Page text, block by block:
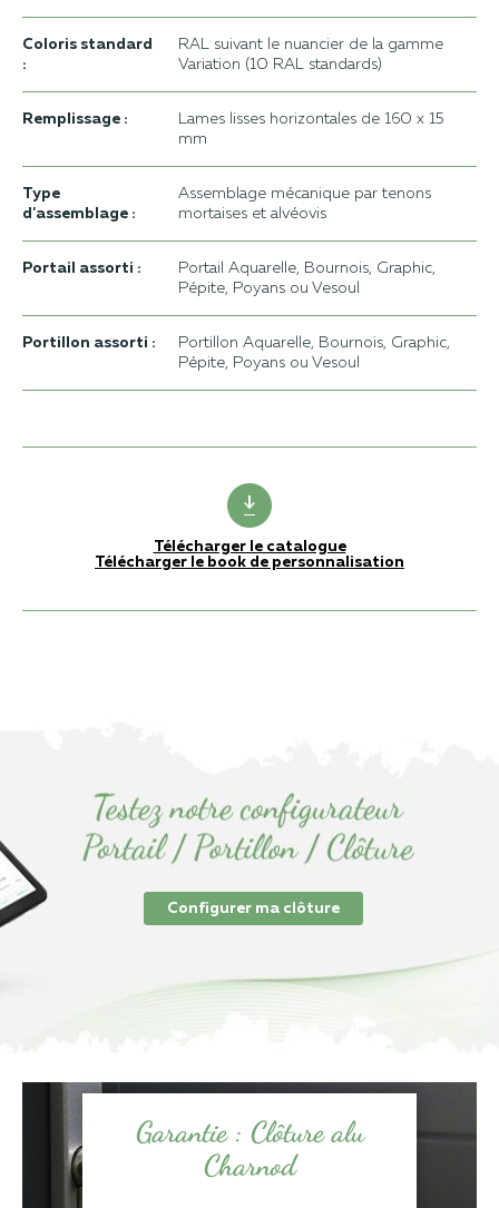
Coloris standard
:
RAL suivant le nuancier de la gamme
Variation (10 RAL standards)
Remplissage :
Lames lisses horizontales de 160 x 15
mm
Type
d'assemblage :
Assemblage mécanique par tenons
mortaises et alvéovis
Portail assorti :
Portail Aquarelle, Bournois, Graphic,
Pépite, Poyans ou Vesoul
Portillon assorti :
Portillon Aquarelle, Bournois, Graphic,
Pépite, Poyans ou Vesoul
Télécharger le catalogue
Télécharger le book de personnalisation
Configurer ma clôture
Garantie : Clôture alu
Charnod